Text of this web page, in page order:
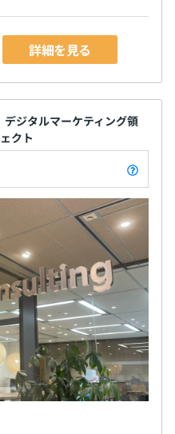
詳細を見る
デジタルマーケティング領
クト